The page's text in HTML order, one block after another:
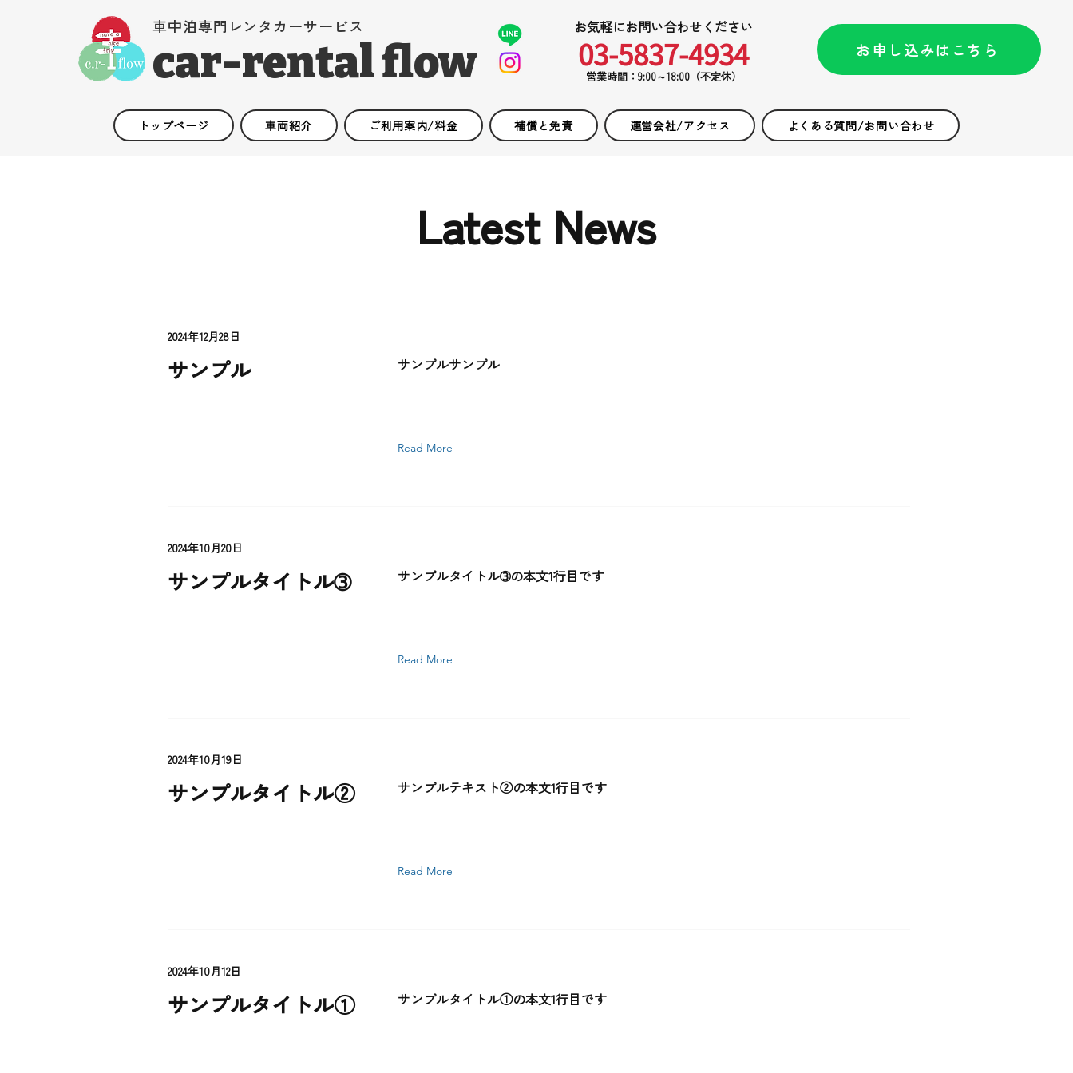
お申し込みはこちら
車中泊専門レンタカーサービス
car-rental flow
お気軽にお問い合わせください
03-5837-4934
営業時間：9:00～18:00（不定休）
トップページ 車両紹介 ご利用案内/料金 補償と免責 運営会社/アクセス よくある質問/お問い合わせ
Latest News
2024年12月28日
サンプル サンプルサンプル
Read More
2024年10月20日
サンプルタイトル➂ サンプルタイトル➂の本文1行目です
Read More
2024年10月19日
サンプルタイトル② サンプルテキスト②の本文1行目です
Read More
2024年10月12日
サンプルタイトル① サンプルタイトル①の本文1行目です